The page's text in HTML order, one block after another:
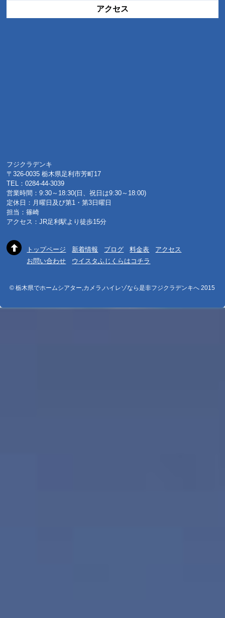
アクセス
フジクラデンキ
〒326-0035 栃木県足利市芳町17
TEL：0284-44-3039
営業時間：9:30～18:30(日、祝日は9:30～18:00)
定休日：月曜日及び第1・第3日曜日
担当：篠崎
アクセス：JR足利駅より徒歩15分
トップページ 新着情報 ブログ 料金表
アクセス
お問い合わせ
ウイスタふじくらはコチラ
© 栃木県でホームシアター,カメラ,ハイレゾなら是非フジクラデンキへ 2015